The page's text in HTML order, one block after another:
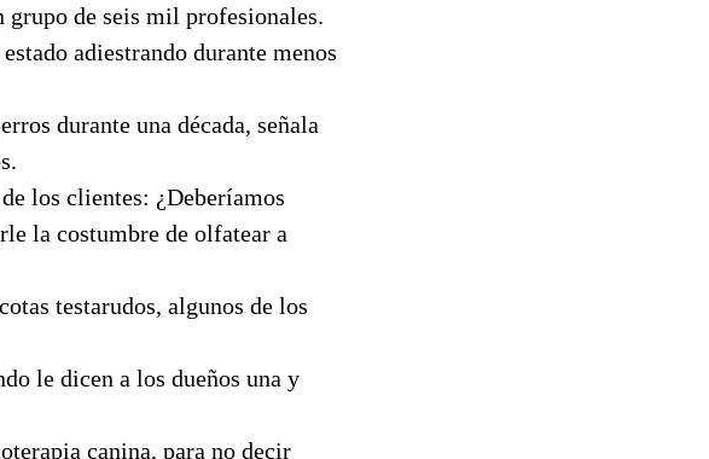
grupo de seis mil profesionales.
adiestrando durante menos
durante una década, señala
los clientes: ¿Deberíamos
la costumbre de olfatear a
testarudos, algunos de los
le dicen a los dueños una y
canina, para no decir